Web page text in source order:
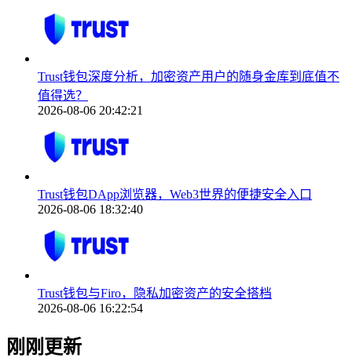
Trust钱包深度分析，加密资产用户的随身金库到底值不
值得选？
2026-08-06 20:42:21
Trust钱包DApp浏览器，Web3世界的便捷安全入口
2026-08-06 18:32:40
Trust钱包与Firo，隐私加密资产的安全搭档
2026-08-06 16:22:54
刚刚更新